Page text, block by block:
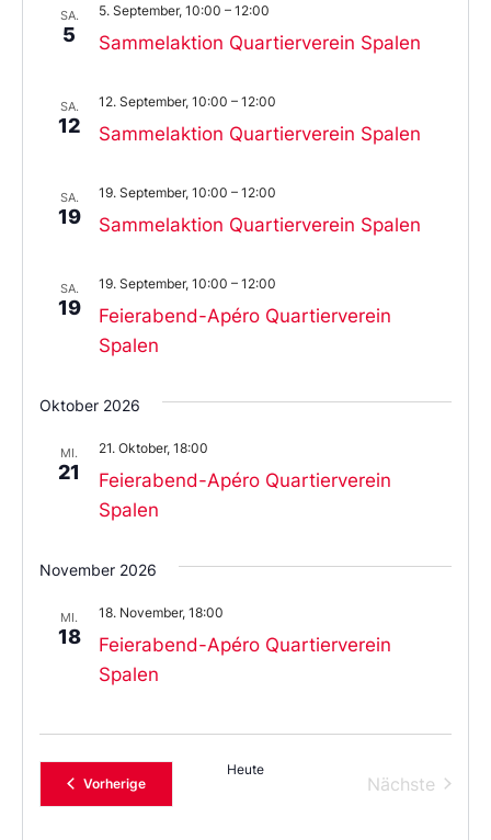
SA.
5 Sammelaktion Quartierverein Spalen
5. September, 10:00 – 12:00
SA.
12 Sammelaktion Quartierverein Spalen
12. September, 10:00 – 12:00
SA.
19 Sammelaktion Quartierverein Spalen
19. September, 10:00 – 12:00
SA.
19
Feierabend-Apéro Quartierverein
Spalen
19. September, 10:00 – 12:00
Oktober 2026
MI.
21
Feierabend-Apéro Quartierverein
Spalen
21. Oktober, 18:00
November 2026
MI.
18
Feierabend-Apéro Quartierverein
Spalen
18. November, 18:00
VorherigeVeranstaltungen
Heute
Nächste